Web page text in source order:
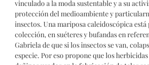
vinculado a la moda sustentable y a su
protección del medioambiente y
insectos. Una mariposa caleidoscópica está
colección, en suéteres y bufandas en
Gabriela de que si los insectos se van,
especie. Por eso propone que los